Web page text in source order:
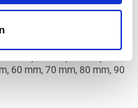
Polyethyleen)
rechthoek, ovaal, cirkel
mm, 15 mm, 20 mm, 25
60 mm, 70 mm, 80 mm, 90